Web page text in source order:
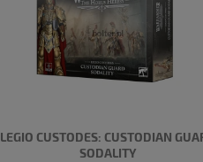
LEGIO CUSTODES: CUSTODIAN
SODALITY